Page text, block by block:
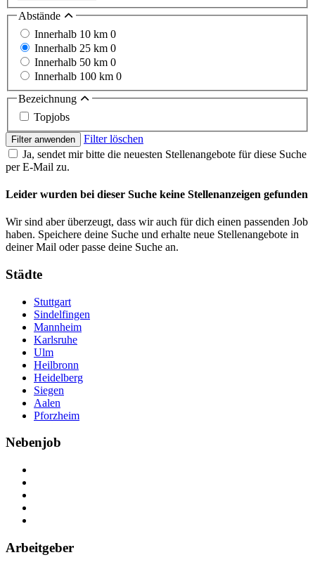
Abstände
Innerhalb 10 km 0
Innerhalb 25 km 0
Innerhalb 50 km 0
Innerhalb 100 km 0
Bezeichnung
Topjobs
Filter anwenden
Filter löschen
Ja, sendet mir bitte die neuesten Stellenangebote für diese Suche
per E-Mail zu.
Leider wurden bei dieser Suche keine Stellenanzeigen gefunden
Wir sind aber überzeugt, dass wir auch für dich einen passenden Job
haben. Speichere deine Suche und erhalte neue Stellenangebote in
deiner Mail oder passe deine Suche an.
Städte
Stuttgart
Sindelfingen
Mannheim
Karlsruhe
Ulm
Heilbronn
Heidelberg
Siegen
Aalen
Pforzheim
Nebenjob
Arbeitgeber